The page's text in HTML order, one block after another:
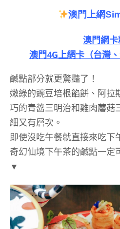
澳門上網
澳門網
澳門4G上網卡（台灣
鹹點部分就更驚豔了！
嫩綠的豌豆培根餡餅、阿拉
巧的青醬三明治和雞肉蘑菇
細又有層次。
即使沒吃午餐就直接來吃下
奇幻仙境下午茶的鹹點一定
▼